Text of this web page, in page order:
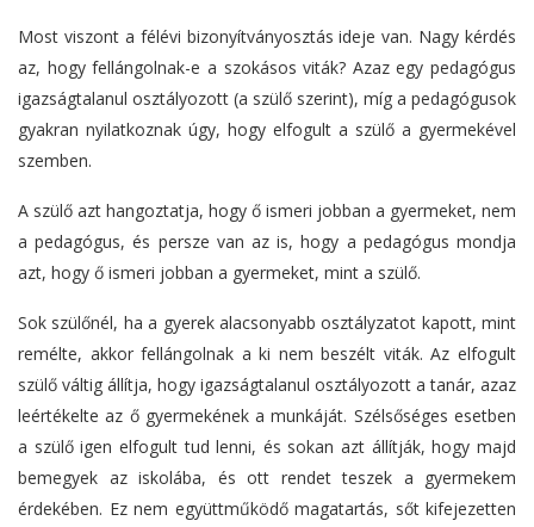
Most viszont a félévi bizonyítványosztás ideje van. Nagy kérdés
az, hogy fellángolnak-e a szokásos viták? Azaz egy pedagógus
igazságtalanul osztályozott (a szülő szerint), míg a pedagógusok
gyakran nyilatkoznak úgy, hogy elfogult a szülő a gyermekével
szemben.
A szülő azt hangoztatja, hogy ő ismeri jobban a gyermeket, nem
a pedagógus, és persze van az is, hogy a pedagógus mondja
azt, hogy ő ismeri jobban a gyermeket, mint a szülő.
Sok szülőnél, ha a gyerek alacsonyabb osztályzatot kapott, mint
remélte, akkor fellángolnak a ki nem beszélt viták. Az elfogult
szülő váltig állítja, hogy igazságtalanul osztályozott a tanár, azaz
leértékelte az ő gyermekének a munkáját. Szélsőséges esetben
a szülő igen elfogult tud lenni, és sokan azt állítják, hogy majd
bemegyek az iskolába, és ott rendet teszek a gyermekem
érdekében. Ez nem együttműködő magatartás, sőt kifejezetten